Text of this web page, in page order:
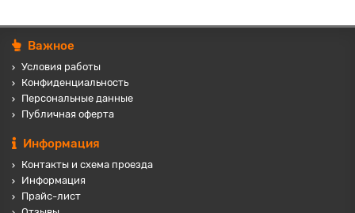
Важное
Условия работы
Конфиденциальность
Персональные данные
Публичная оферта
Информация
Контакты и схема проезда
Информация
Прайс-лист